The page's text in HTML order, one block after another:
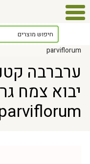
parviflorum
ערברבה